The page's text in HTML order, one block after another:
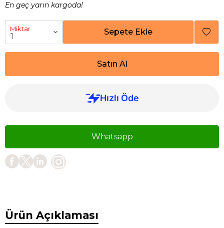
En geç yarın kargoda!
Miktar Sepete Ekle
Satın Al
Whatsapp
Ürün Açıklaması